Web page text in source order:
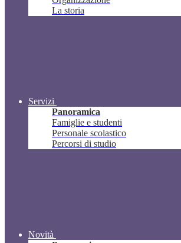
La storia
Servizi
Panoramica
Famiglie e studenti
Personale scolastico
Percorsi di studio
Novità